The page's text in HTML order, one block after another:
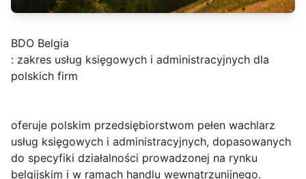
BDO Belgia
: zakres usług księgowych i administracyjnych dla
polskich firm
oferuje polskim przedsiębiorstwom pełen wachlarz
usług księgowych i administracyjnych, dopasowanych
do specyfiki działalności prowadzonej na rynku
belgijskim i w ramach handlu wewnątrzunijnego.